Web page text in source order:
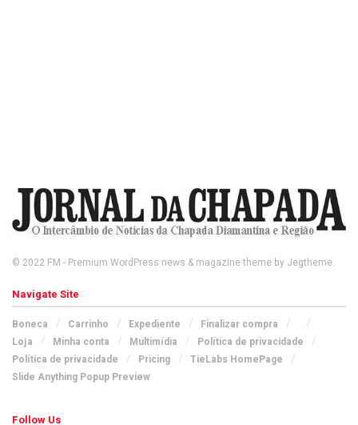
© 2022 FM - Premium WordPress news & magazine theme by Jegtheme.
Navigate Site
Boneca Carrinho Expediente
Finalizar compra
Loja
Minha conta Multimídia
Política de privacidade
Política de privacidade
Pricing
TieLabs HomePage
Slide Anything Popup Preview
Follow Us